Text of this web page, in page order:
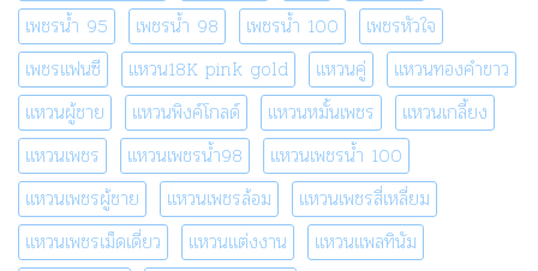
เพชรน้ำ 95
เพชรน้ำ 98 เพชรน้ำ 100
เพชรหัวใจ
เพชรแฟนซี
แหวน18K pink gold แหวนคู่
แหวนทองคำขาว
แหวนผู้ชาย
แหวนพิงค์โกลด์ แหวนหมั้นเพชร
แหวนเกลี้ยง
แหวนเพชร
แหวนเพชรน้ำ98
แหวนเพชรน้ำ 100
แหวนเพชรผู้ชาย
แหวนเพชรล้อม
แหวนเพชรสี่เหลี่ยม
แหวนเพชรเม็ดเดี่ยว
แหวนแต่งงาน
แหวนแพลทินัม